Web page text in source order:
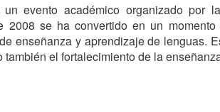
evento académico organizado por
2008 se ha convertido en un
enseñanza y aprendizaje de lenguas.
el fortalecimiento de la